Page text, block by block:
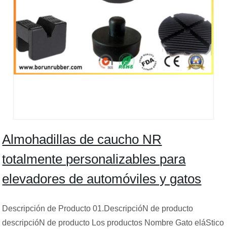
Almohadillas de caucho NR
totalmente personalizables para
elevadores de automóviles y gatos
Descripción de Producto 01.DescripcióN de producto
descripcióN de producto Los productos Nombre Gato eláStico